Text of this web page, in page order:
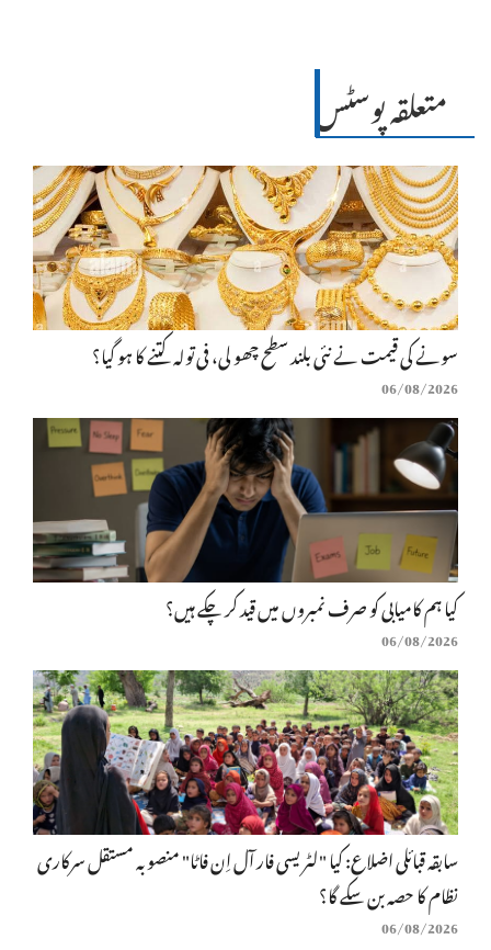
متعلقہ پوسٹس
سونے کی قیمت نے نئی بلند سطح چھو لی، فی تولہ کتنے کا ہو گیا؟
06/08/2026
کیا ہم کامیابی کو صرف نمبروں میں قید کر چکے ہیں؟
06/08/2026
سابقہ قبائلی اضلاع: کیا "لٹریسی فار آل اِن فاٹا" منصوبہ مستقل سرکاری
نظام کا حصہ بن سکے گا؟
06/08/2026